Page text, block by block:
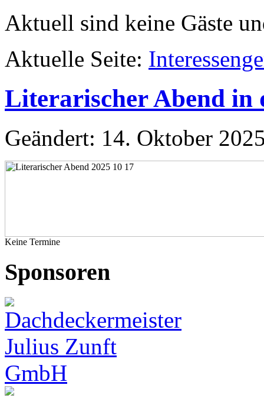
Aktuell sind keine Gäste
Aktuelle Seite:
Literarischer Abend in
Geändert: 14. Oktober
Keine Termine
Sponsoren